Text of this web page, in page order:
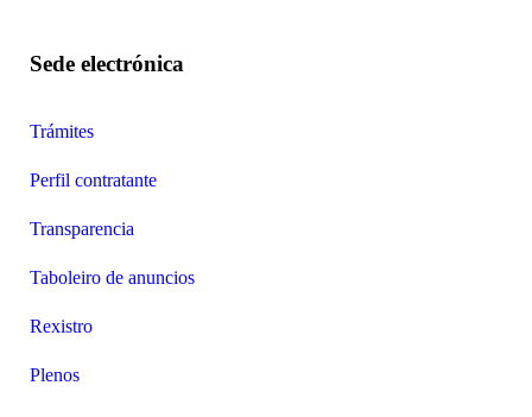
Sede electrónica
Trámites
Perfil contratante
Transparencia
Taboleiro de anuncios
Rexistro
Plenos